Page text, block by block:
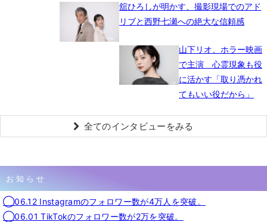
舘ひろしが明かす、撮影現場でのアド
リブと西野七瀬への絶大な信頼感
山下リオ、ホラー映画
で主演 心霊現象も役
に活かす「取り憑かれ
てもいい役だから」
全てのインタビューをみる
お知らせ
◯06.12 Instagramのフォロワー数が4万人を突破。
◯06.01 TikTokのフォロワー数が2万を突破。